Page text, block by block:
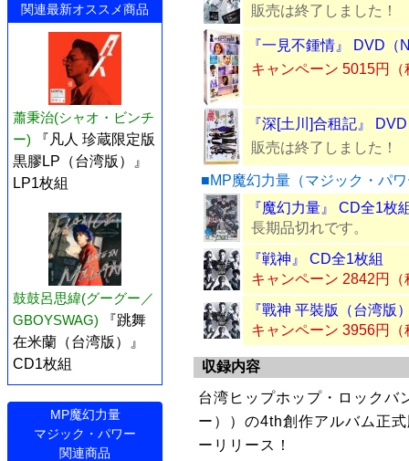
関連最新オススメ商品
蕭秉治(シャオ・ビンチ
ー)
『凡人 珍蔵限定版
黒膠LP（台湾版）』
LP1枚組
鼓鼓呂思緯(グーグー／
GBOYSWAG)
『跳舞
在米蘭（台湾版）』
CD1枚組
MP魔幻力量
マジック・パワー
関連商品
販売は終了しました！
『一見不鍾情』 DVD（
キャンペーン 5015円（
『深[土川]合租記』
販売は終了しました！
■MP魔幻力量（マジック・パ
『魔幻力量』 CD全1枚
長期品切れです。
『戦神』 CD全1枚組
キャンペーン 2842円（
『戰神 平裝版（台湾版
キャンペーン 3956円（
収録内容
台湾ヒップホップ・ロック
ー））の4th創作アルバム正
ーリリース！